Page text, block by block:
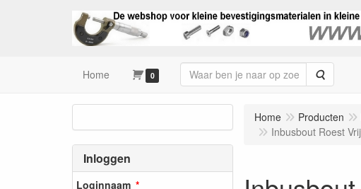
Home 0 Zoeken
Inloggen
Loginnaam
Home Producten
Inbusbout Roest